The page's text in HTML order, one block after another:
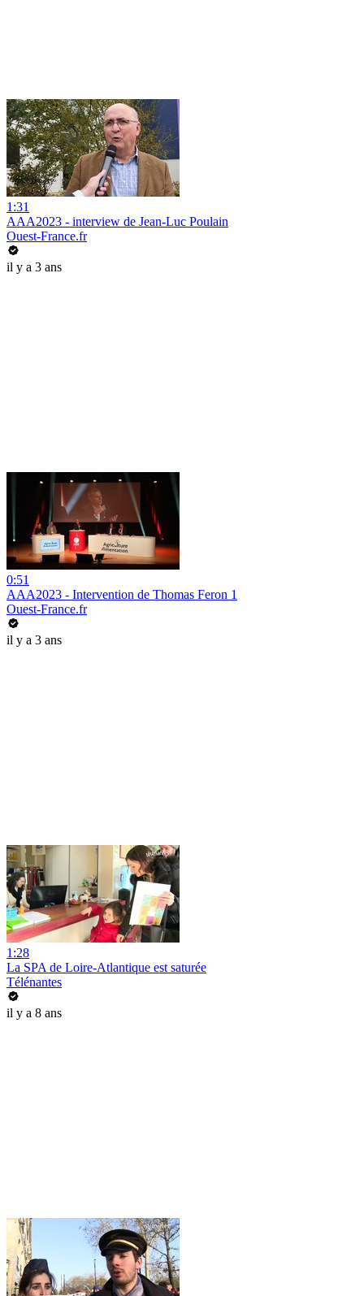
1:31
AAA2023 - interview de Jean-Luc Poulain
Ouest-France.fr
il y a 3 ans
0:51
AAA2023 - Intervention de Thomas Feron 1
Ouest-France.fr
il y a 3 ans
1:28
La SPA de Loire-Atlantique est saturée
Télénantes
il y a 8 ans